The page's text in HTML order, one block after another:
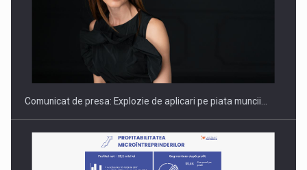
PUTTING ROMANIAN CORPORATE COMPANIES ON THE
INTERNATIONAL BUSINESS SCENE
Comunicat de presa: Explozie de aplicari pe piata muncii…